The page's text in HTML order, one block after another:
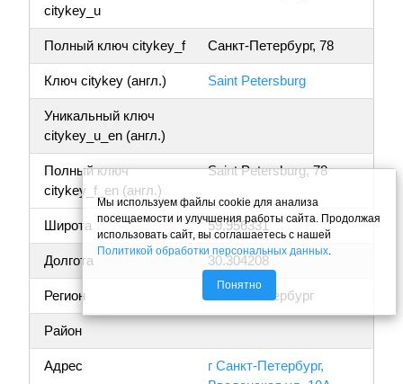
citykey_u
Полный ключ citykey_f Санкт-Петербург, 78
Ключ citykey (англ.) Saint Petersburg
Уникальный ключ
citykey_u_en (англ.)
Полный ключ
citykey_f_en (англ.)
Saint Petersburg, 78
Широта 59.956331
Долгота 30.304208
Регион Санкт-Петербург
Район
Адрес
г Санкт-Петербург,
Мы используем файлы cookie для анализа
посещаемости и улучшения работы сайта. Продолжая
использовать сайт, вы соглашаетесь с нашей
Политикой обработки персональных данных.
Понятно